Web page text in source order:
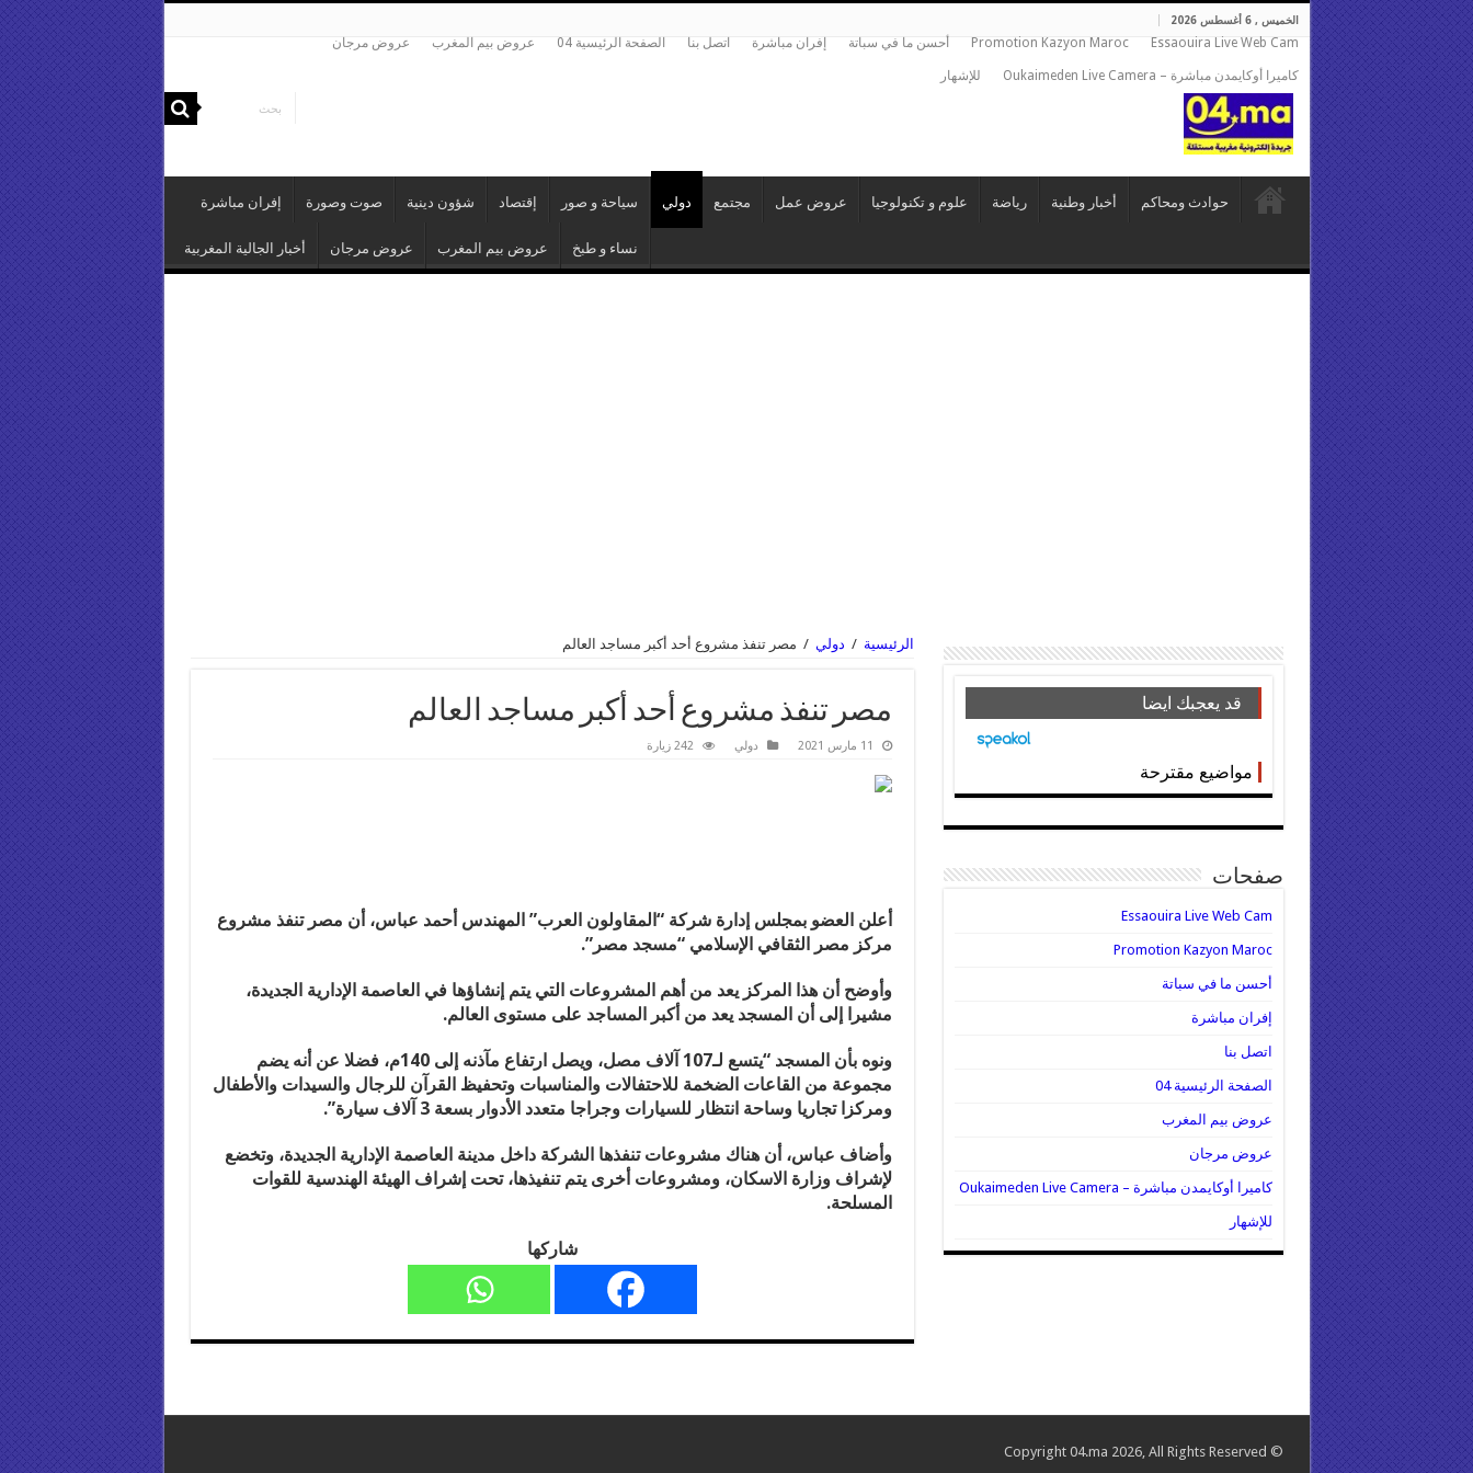
الخميس , 6 أغسطس 2026
Essaouira Live Web Cam
Promotion Kazyon Maroc أحسن ما في سباتة إفران مباشرة اتصل بنا الصفحة الرئيسية 04 عروض بيم المغرب عروض مرجان
كاميرا أوكايمدن مباشرة – Oukaimeden Live Camera للإشهار
حوادث ومحاكم أخبار وطنية رياضة علوم و تكنولوجيا عروض عمل مجتمع دولي سياحة و صور إقتصاد شؤون دينية صوت وصورة إفران مباشرة
نساء و طبخ عروض بيم المغرب عروض مرجان أخبار الجالية المغربية
الرئيسية / دولي / مصر تنفذ مشروع أحد أكبر مساجد العالم
مصر تنفذ مشروع أحد أكبر مساجد العالم
11 مارس 2021 دولي 242 زيارة
أعلن العضو بمجلس إدارة شركة “المقاولون العرب” المهندس أحمد عباس، أن مصر تنفذ مشروع
مركز مصر الثقافي الإسلامي “مسجد مصر”.
وأوضح أن هذا المركز يعد من أهم المشروعات التي يتم إنشاؤها في العاصمة الإدارية الجديدة،
مشيرا إلى أن المسجد يعد من أكبر المساجد على مستوى العالم.
ونوه بأن المسجد “يتسع لـ107 آلاف مصل، ويصل ارتفاع مآذنه إلى 140م، فضلا عن أنه يضم
مجموعة من القاعات الضخمة للاحتفالات والمناسبات وتحفيظ القرآن للرجال والسيدات والأطفال
ومركزا تجاريا وساحة انتظار للسيارات وجراجا متعدد الأدوار بسعة 3 آلاف سيارة”.
وأضاف عباس، أن هناك مشروعات تنفذها الشركة داخل مدينة العاصمة الإدارية الجديدة، وتخضع
لإشراف وزارة الاسكان، ومشروعات أخرى يتم تنفيذها، تحت إشراف الهيئة الهندسية للقوات
المسلحة.
شاركها
قد يعجبك ايضا
مواضيع مقترحة
صفحات
Essaouira Live Web Cam
Promotion Kazyon Maroc
أحسن ما في سباتة
إفران مباشرة
اتصل بنا
الصفحة الرئيسية 04
عروض بيم المغرب
عروض مرجان
كاميرا أوكايمدن مباشرة – Oukaimeden Live Camera
للإشهار
© Copyright 04.ma 2026, All Rights Reserved